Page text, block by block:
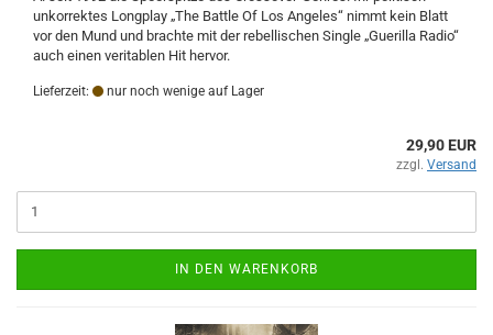
unkorrektes Longplay „The Battle Of Los Angeles“ nimmt kein Blatt
vor den Mund und brachte mit der rebellischen Single „Guerilla Radio“
auch einen veritablen Hit hervor.
Lieferzeit: nur noch wenige auf Lager
29,90 EUR
zzgl. Versand
IN DEN WARENKORB